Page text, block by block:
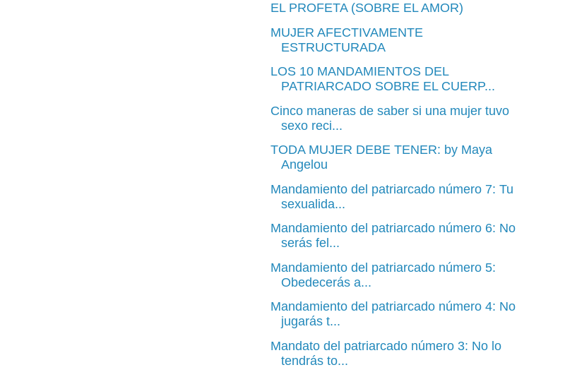
EL PROFETA (SOBRE EL AMOR)
MUJER AFECTIVAMENTE
ESTRUCTURADA
LOS 10 MANDAMIENTOS DEL
PATRIARCADO SOBRE EL CUERP...
Cinco maneras de saber si una mujer tuvo
sexo reci...
TODA MUJER DEBE TENER: by Maya
Angelou
Mandamiento del patriarcado número 7: Tu
sexualida...
Mandamiento del patriarcado número 6: No
serás fel...
Mandamiento del patriarcado número 5:
Obedecerás a...
Mandamiento del patriarcado número 4: No
jugarás t...
Mandato del patriarcado número 3: No lo
tendrás to...